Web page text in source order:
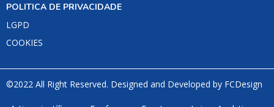
POLITICA DE PRIVACIDADE
LGPD
COOKIES
©2022 All Right Reserved. Designed and Developed by FCDesign